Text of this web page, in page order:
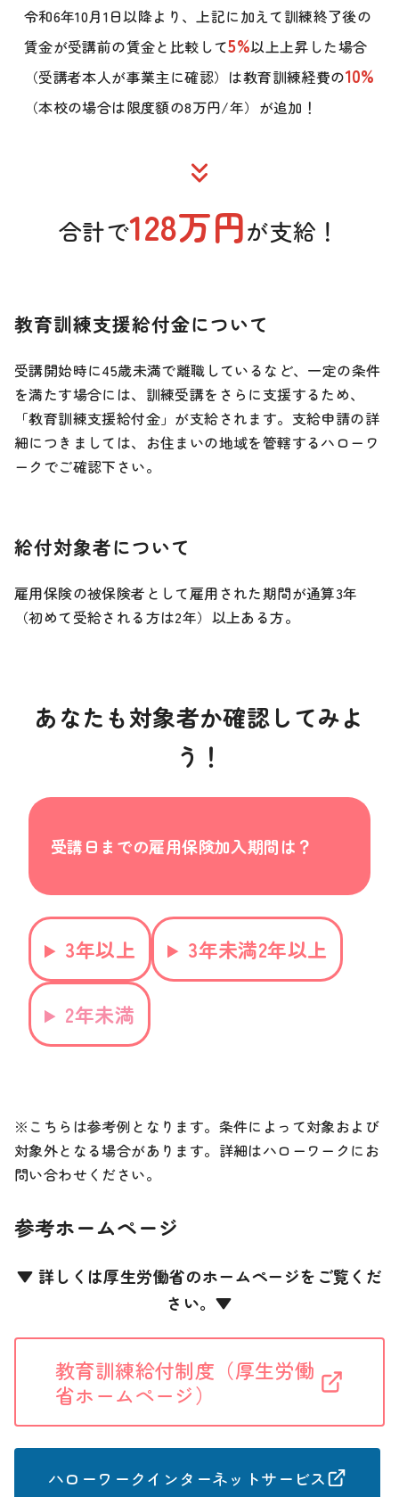
令和6年10月1日以降より、上記に加えて訓練終了後の
賃金が受講前の賃金と比較して5%以上上昇した場合
（受講者本人が事業主に確認）は教育訓練経費の10%
（本校の場合は限度額の8万円/年）が追加 ！
合計で128万円が支給！
教育訓練支援給付金について
受講開始時に45歳未満で離職しているなど、一定の条件
を満たす場合には、訓練受講をさらに支援するため、
「教育訓練支援給付金」が支給されます。支給申請の詳
細につきましては、お住まいの地域を管轄するハローワ
ークでご確認下さい。
給付対象者について
雇用保険の被保険者として雇用された期間が通算3年
（初めて受給される方は2年）以上ある方。
あなたも対象者か確認してみよ
う！
受講日までの雇用保険加入期間は？
3年以上 3年未満2年以上
2年未満
※こちらは参考例となります。条件によって対象および
対象外となる場合があります。詳細はハローワークにお
問い合わせください。
参考ホームページ
▼ 詳しくは厚生労働省のホームページをご覧くだ
さい。▼
教育訓練給付制度（厚生労働
省ホームページ）
ハローワークインターネットサービス